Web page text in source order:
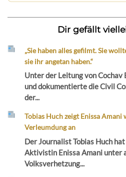
Dir gefällt
„Sie haben alles gefilmt. Sie
sie ihr angetan haben.“
Unter der Leitung von
und dokumentierte die Civil
der...
Tobias Huch zeigt Enissa
Verleumdung an
Der Journalist Tobias Huch
Aktivistin Enissa Amani unter
Volksverhetzung...